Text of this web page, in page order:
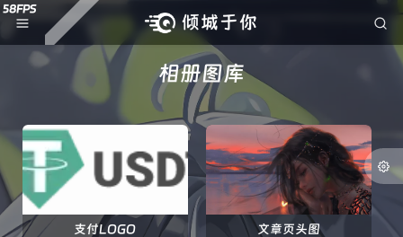
相册图库
支付LOGO 文章页头图